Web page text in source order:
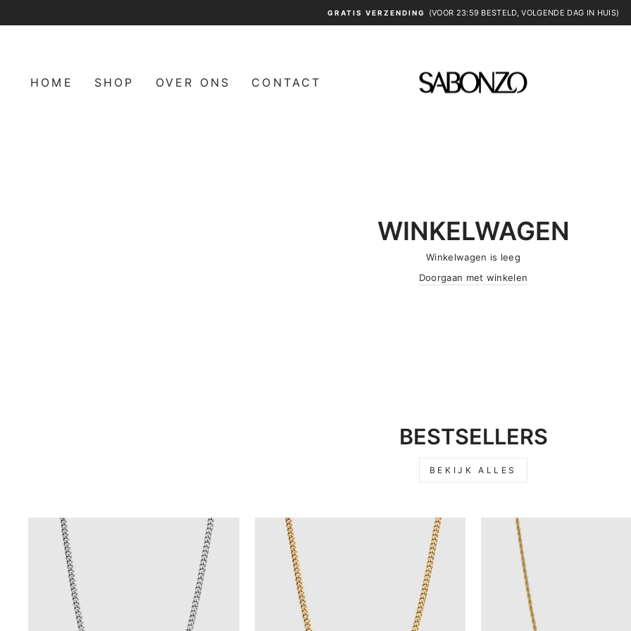
Diavoorstelling
GRATIS VERZENDING (VOOR 23:59 BESTELD, VOLGENDE DAG IN HUIS)
HOME SHOP OVER ONS CONTACT
WINKELWAGEN
Winkelwagen is leeg
Doorgaan met winkelen
BESTSELLERS
BEKIJK ALLES